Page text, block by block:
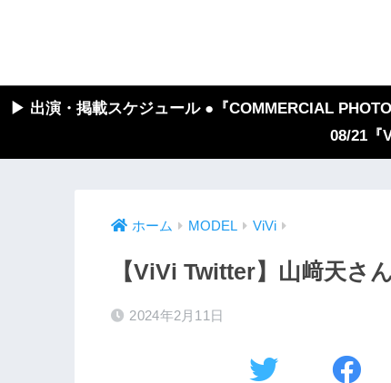
▶︎ 出演・掲載スケジュール ●『COMMERCIAL
08/21『
ホーム MODEL ViVi
【ViVi Twitter】山﨑天さ
2024年2月11日